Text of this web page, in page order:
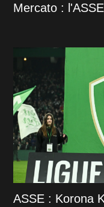
Mercato :
ASSE : Korona